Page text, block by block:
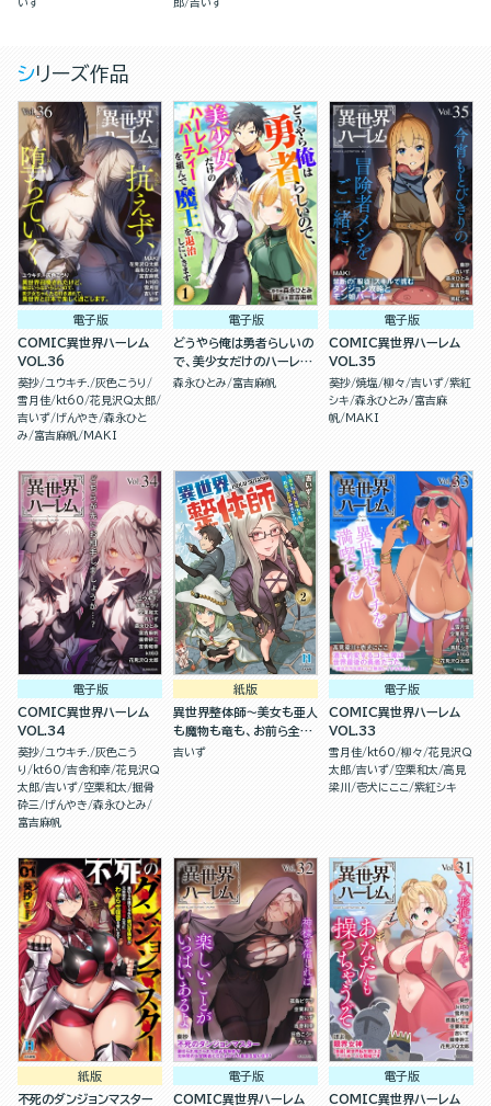
シリーズ作品
電子版
COMIC異世界ハーレム
VOL.36
葵抄 ユウキチ.
灰色こうり
雪月佳
kt60 花見沢Q太郎
吉いず げんやき 森永ひと
み
富吉麻帆 MAKI
電子版
どうやら俺は勇者らしいの
で、美少女だけのハーレム
パーティを組んで魔王を退
森永ひとみ 富吉麻帆
電子版
COMIC異世界ハーレム
VOL.35
葵抄 焼塩 柳々 吉いず 紫紅
シキ 森永ひとみ
富吉麻
帆
MAKI
電子版
COMIC異世界ハーレム
VOL.34
葵抄 ユウキチ.
灰色こう
り
kt60 吉舎和幸 花見沢Q
太郎 吉いず 空栗和太 掘骨
砕三
げんやき 森永ひとみ
富吉麻帆
紙版
異世界整体師～美女も亜人
も魔物も竜も、お前ら全員
揉みほぐす！！～(２)
吉いず
電子版
COMIC異世界ハーレム
VOL.33
雪月佳 kt60 柳々 花見沢Q
太郎 吉いず 空栗和太 高見
梁川
壱犬にここ 紫紅シキ
紙版
不死のダンジョンマスター
電子版
COMIC異世界ハーレム
電子版
COMIC異世界ハーレム